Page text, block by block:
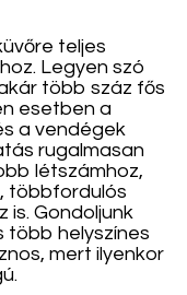
teljes
Legyen szó
több száz fős
esetben a
a vendégek
rugalmasan
létszámhoz,
többfordulós
is. Gondoljunk
több helyszínes
mert ilyenkor